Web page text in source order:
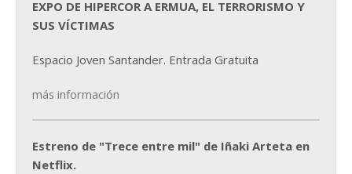
EXPO DE HIPERCOR A ERMUA, EL TERRORISMO Y
SUS VÍCTIMAS
Espacio Joven Santander. Entrada Gratuita
más información
Estreno de "Trece entre mil" de Iñaki Arteta en
Netflix.